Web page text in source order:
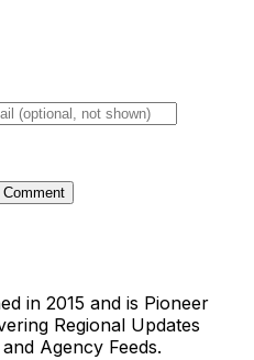
in 2015 and is Pioneer
Regional Updates
Agency Feeds.